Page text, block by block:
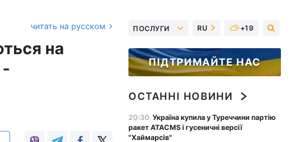
читать на русском
на
ПОСЛУГИ RU +19
ПІДТРИМАЙТЕ НАС
ОСТАННІ НОВИНИ
20:30 Україна купила у Туреччини партію
ракет ATACMS і гусеничні версії
"Хаймарсів"